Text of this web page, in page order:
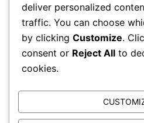
February 2026
January 2026
deliver personalized
traffic. You can choose
by clicking Customize.
consent or Reject All to
cookies.